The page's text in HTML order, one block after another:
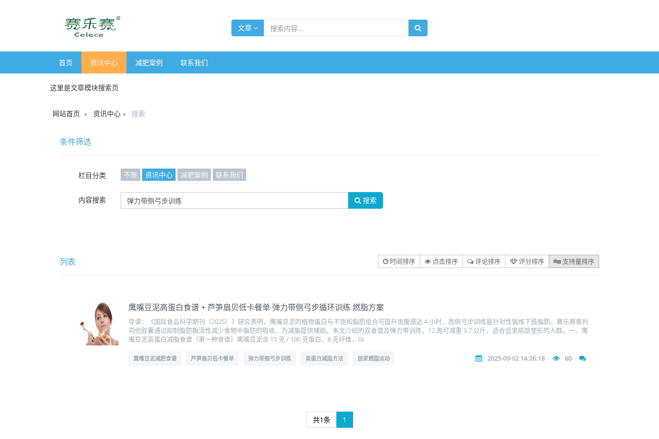
文章
首页 资讯中心 减肥案例 联系我们
这里是文章模块搜索页
网站首页 资讯中心 搜索
条件筛选
栏目分类 不限 资讯中心 减肥案例 联系我们
内容搜索 搜索
列表 时间排序 点击排序 评论排序 评分排序 支持量排序
鹰嘴豆泥高蛋白食谱 + 芦笋扇贝低卡餐单 弹力带侧弓步循环训练 燃脂方案
导读：《国际食品科学期刊（2025）》研究表明，鹰嘴豆泥的植物蛋白与不饱和脂肪组合可提升饱腹感达 4 小时，而侧弓步训练能针对性锻炼下肢脂肪。赛乐赛奥利
司他胶囊通过抑制脂肪酶活性减少食物中脂肪的吸收，为减脂提供辅助。本文介绍的双食谱及弹力带训练，12 周可减重 3.7 公斤，适合追求局部塑形的人群。一、鹰
嘴豆泥高蛋白减脂食谱（第一种食谱）鹰嘴豆泥含 15 克 / 100 克蛋白、8 克纤维，GI
鹰嘴豆泥减肥食谱 芦笋扇贝低卡餐单 弹力带侧弓步训练 高蛋白减脂方法 居家燃脂运动 2025-09-02 14:26:18 60
共1条 1